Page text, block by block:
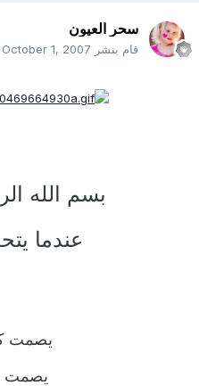
سحر العيون
قام بنشر October 1, 2007
بسم الله
عندما
يصمت
يصمت